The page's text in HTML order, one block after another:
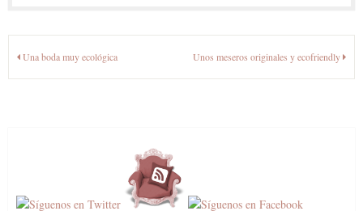
Navegación
Una boda muy ecológica Unos meseros originales y ecofriendly